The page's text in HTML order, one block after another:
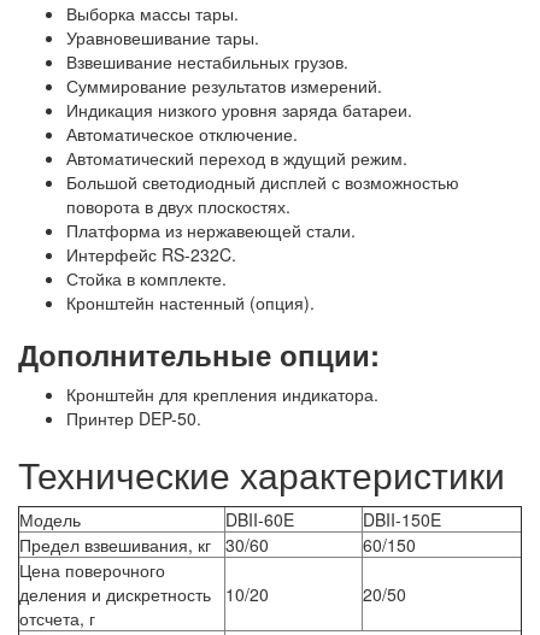
Выборка массы тары.
Уравновешивание тары.
Взвешивание нестабильных грузов.
Суммирование результатов измерений.
Индикация низкого уровня заряда батареи.
Автоматическое отключение.
Автоматический переход в ждущий режим.
Большой светодиодный дисплей с возможностью
поворота в двух плоскостях.
Платформа из нержавеющей стали.
Интерфейс RS-232C.
Стойка в комплекте.
Кронштейн настенный (опция).
Дополнительные опции:
Кронштейн для крепления индикатора.
Принтер DEP-50.
Технические характеристики
Модель DBII-60E
DBII-150E
Предел взвешивания, кг 30/60
60/150
Цена поверочного
деления и дискретность
отсчета, г
10/20 20/50